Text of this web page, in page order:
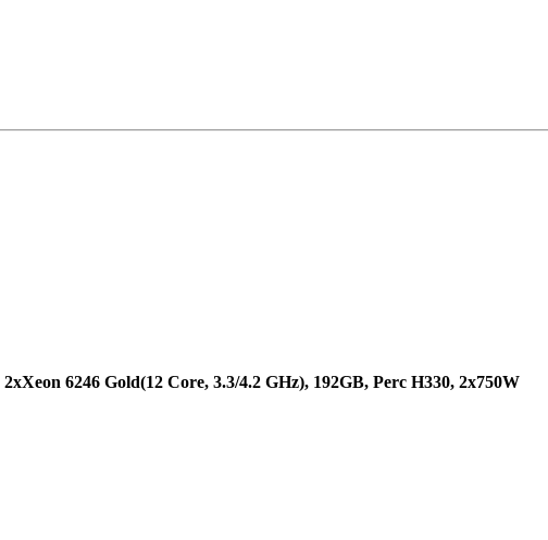
2xXeon 6246 Gold(12 Core, 3.3/4.2 GHz), 192GB, Perc H330, 2x750W